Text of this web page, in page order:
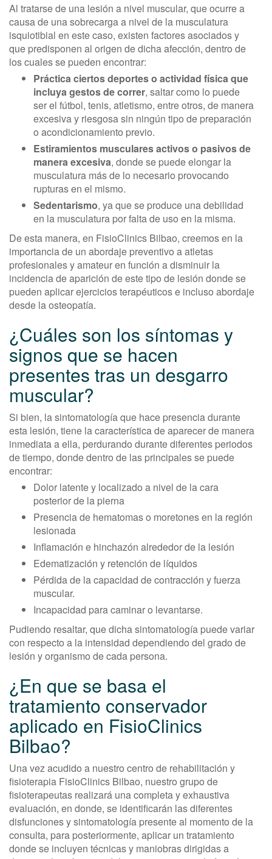
Al tratarse de una lesión a nivel muscular, que ocurre a
causa de una sobrecarga a nivel de la musculatura
isquiotibial en este caso, existen factores asociados y
que predisponen al origen de dicha afección, dentro de
los cuales se pueden encontrar:
Práctica ciertos deportes o actividad física que
incluya gestos de correr, saltar como lo puede
ser el fútbol, tenis, atletismo, entre otros, de manera
excesiva y riesgosa sin ningún tipo de preparación
o acondicionamiento previo.
Estiramientos musculares activos o pasivos de
manera excesiva, donde se puede elongar la
musculatura más de lo necesario provocando
rupturas en el mismo.
Sedentarismo, ya que se produce una debilidad
en la musculatura por falta de uso en la misma.
De esta manera, en FisioClinics Bilbao, creemos en la
importancia de un abordaje preventivo a atletas
profesionales y amateur en función a disminuir la
incidencia de aparición de este tipo de lesión donde se
pueden aplicar ejercicios terapéuticos e incluso abordaje
desde la osteopatía.
¿Cuáles son los síntomas y
signos que se hacen
presentes tras un desgarro
muscular?
Si bien, la sintomatología que hace presencia durante
esta lesión, tiene la característica de aparecer de manera
inmediata a ella, perdurando durante diferentes periodos
de tiempo, donde dentro de las principales se puede
encontrar:
Dolor latente y localizado a nivel de la cara
posterior de la pierna
Presencia de hematomas o moretones en la región
lesionada
Inflamación e hinchazón alrededor de la lesión
Edematización y retención de líquidos
Pérdida de la capacidad de contracción y fuerza
muscular.
Incapacidad para caminar o levantarse.
Pudiendo resaltar, que dicha sintomatología puede variar
con respecto a la intensidad dependiendo del grado de
lesión y organismo de cada persona.
¿En que se basa el
tratamiento conservador
aplicado en FisioClinics
Bilbao?
Una vez acudido a nuestro centro de rehabilitación y
fisioterapia FisioClinics Bilbao, nuestro grupo de
fisioterapeutas realizará una completa y exhaustiva
evaluación, en donde, se identificarán las diferentes
disfunciones y sintomatología presente al momento de la
consulta, para posteriormente, aplicar un tratamiento
donde se incluyen técnicas y maniobras dirigidas a